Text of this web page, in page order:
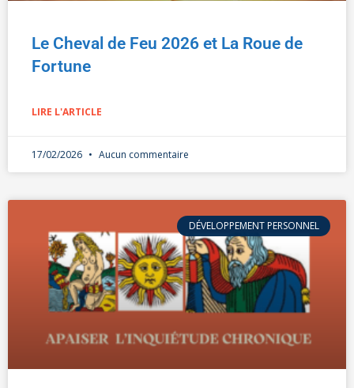
Le Cheval de Feu 2026 et La Roue de
Fortune
LIRE L'ARTICLE
17/02/2026 Aucun commentaire
DÉVELOPPEMENT PERSONNEL